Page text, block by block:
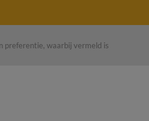
preferentie, waarbij vermeld is